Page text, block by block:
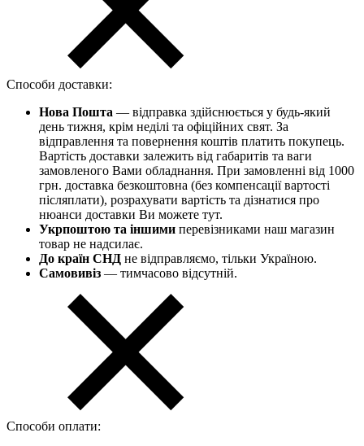
Способи доставки:
Нова Пошта — відправка здійснюється у будь-який
день тижня, крім неділі та офіційних свят. За
відправлення та повернення коштів платить покупець.
Вартість доставки залежить від габаритів та ваги
замовленого Вами обладнання. При замовленні від 1000
грн. доставка безкоштовна (без компенсації вартості
післяплати), розрахувати вартість та дізнатися про
нюанси доставки Ви можете тут.
Укрпоштою та іншими перевізниками наш магазин
товар не надсилає.
До країн СНД не відправляємо, тільки Україною.
Самовивіз — тимчасово відсутній.
Способи оплати: